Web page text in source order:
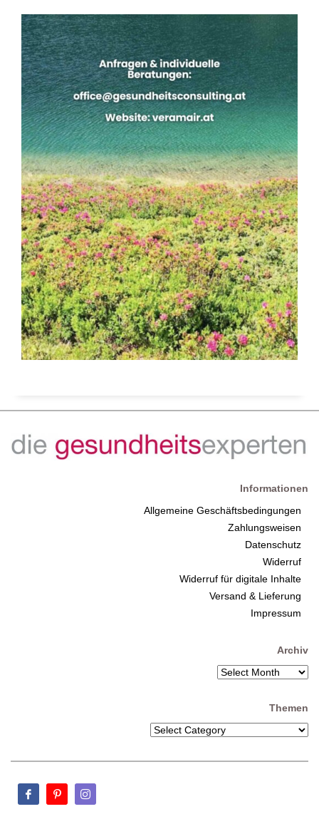
Informationen
Allgemeine Geschäftsbedingungen
Zahlungsweisen
Datenschutz
Widerruf
Widerruf für digitale Inhalte
Versand & Lieferung
Impressum
Archiv
Themen